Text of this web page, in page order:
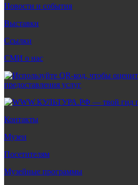
Новости и события
Выставки
Ссылки
СМИ о нас
Контакты
Музеи
Посетителям
Музейные программы